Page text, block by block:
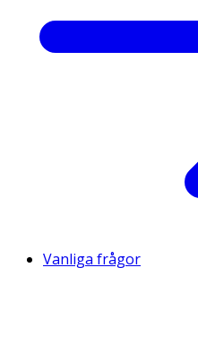
Vanliga frågor